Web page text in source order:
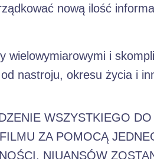
nową ilość
wielowymiarowymi i
nastroju, okresu życia i
WSZYSTKIEGO
ZA POMOCĄ
NIUANSÓW